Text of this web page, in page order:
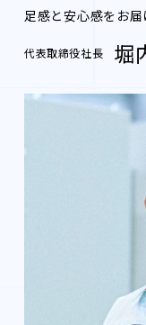
足感と安心感をお届
代表取締役社長 堀